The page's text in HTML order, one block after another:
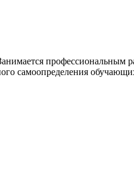
профессиональным
самоопределения